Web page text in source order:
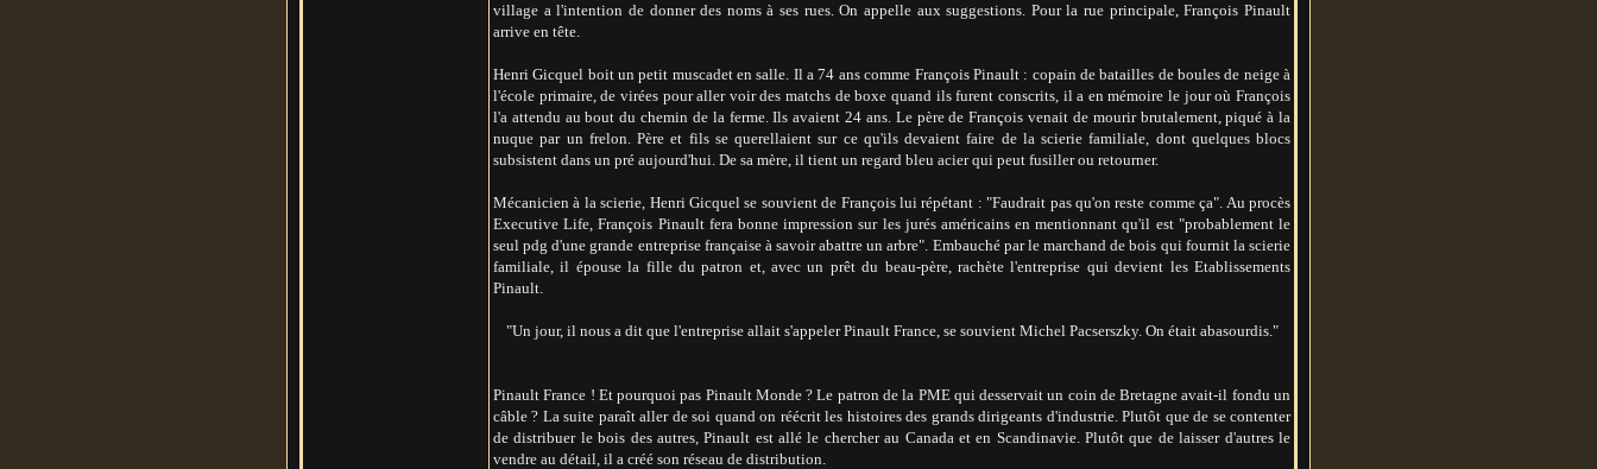
village a l'intention de donner des noms à ses rues. On appelle aux suggestions. Pour la rue principale, François Pinault
arrive en tête.
Henri Gicquel boit un petit muscadet en salle. Il a 74 ans comme François Pinault : copain de batailles de boules de neige à
l'école primaire, de virées pour aller voir des matchs de boxe quand ils furent conscrits, il a en mémoire le jour où François
l'a attendu au bout du chemin de la ferme. Ils avaient 24 ans. Le père de François venait de mourir brutalement, piqué à la
nuque par un frelon. Père et fils se querellaient sur ce qu'ils devaient faire de la scierie familiale, dont quelques blocs
subsistent dans un pré aujourd'hui. De sa mère, il tient un regard bleu acier qui peut fusiller ou retourner.
Mécanicien à la scierie, Henri Gicquel se souvient de François lui répétant : "Faudrait pas qu'on reste comme ça". Au procès
Executive Life, François Pinault fera bonne impression sur les jurés américains en mentionnant qu'il est "probablement le
seul pdg d'une grande entreprise française à savoir abattre un arbre". Embauché par le marchand de bois qui fournit la scierie
familiale, il épouse la fille du patron et, avec un prêt du beau-père, rachète l'entreprise qui devient les Etablissements
Pinault.
"Un jour, il nous a dit que l'entreprise allait s'appeler Pinault France, se souvient Michel Pacserszky. On était abasourdis."
Pinault France ! Et pourquoi pas Pinault Monde ? Le patron de la PME qui desservait un coin de Bretagne avait-il fondu un
câble ? La suite paraît aller de soi quand on réécrit les histoires des grands dirigeants d'industrie. Plutôt que de se contenter
de distribuer le bois des autres, Pinault est allé le chercher au Canada et en Scandinavie. Plutôt que de laisser d'autres le
vendre au détail, il a créé son réseau de distribution.